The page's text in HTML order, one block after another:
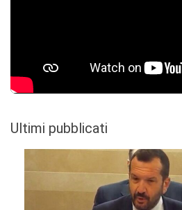
Ultimi pubblicati